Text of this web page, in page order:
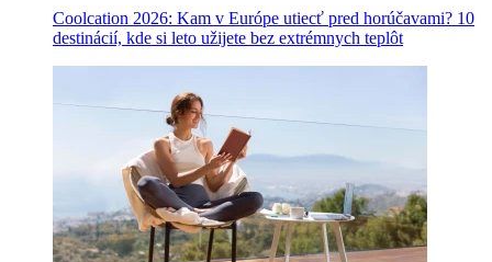
Coolcation 2026: Kam v Európe utiecť pred horúčavami? 10
destinácií, kde si leto užijete bez extrémnych teplôt